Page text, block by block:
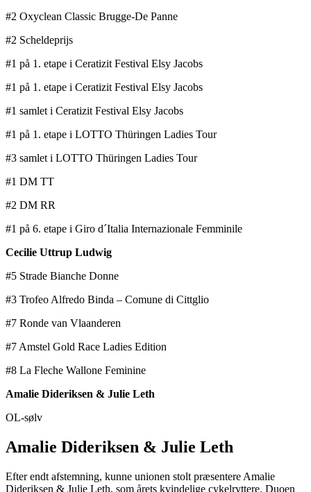
#2 Oxyclean Classic Brugge-De Panne
#2 Scheldeprijs
#1 på 1. etape i Ceratizit Festival Elsy Jacobs
#1 på 1. etape i Ceratizit Festival Elsy Jacobs
#1 samlet i Ceratizit Festival Elsy Jacobs
#1 på 1. etape i LOTTO Thüringen Ladies Tour
#3 samlet i LOTTO Thüringen Ladies Tour
#1 DM TT
#2 DM RR
#1 på 6. etape i Giro d´Italia Internazionale Femminile
Cecilie Uttrup Ludwig
#5 Strade Bianche Donne
#3 Trofeo Alfredo Binda – Comune di Cittglio
#7 Ronde van Vlaanderen
#7 Amstel Gold Race Ladies Edition
#8 La Fleche Wallone Feminine
Amalie Dideriksen & Julie Leth
OL-sølv
Amalie Dideriksen & Julie Leth
Efter endt afstemning, kunne unionen stolt præsentere Amalie
Dideriksen & Julie Leth, som årets kvindelige cykelryttere. Duoen